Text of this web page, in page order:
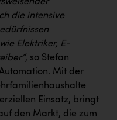
die intensive
Elektriker, E-
, so Stefan
Mit der
Einsatz, bringt
den Markt, die zum